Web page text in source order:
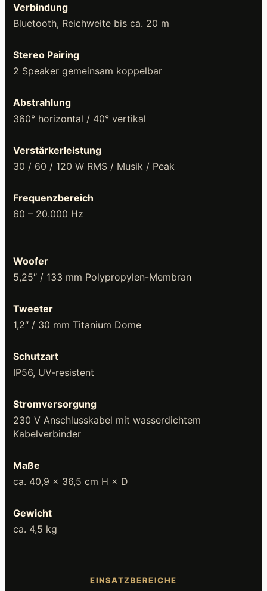
Verbindung
Bluetooth, Reichweite bis ca. 20 m
Stereo Pairing
2 Speaker gemeinsam koppelbar
Abstrahlung
360° horizontal / 40° vertikal
Verstärkerleistung
30 / 60 / 120 W RMS / Musik / Peak
Frequenzbereich
60 – 20.000 Hz
Woofer
5,25″ / 133 mm Polypropylen-Membran
Tweeter
1,2″ / 30 mm Titanium Dome
Schutzart
IP56, UV-resistent
Stromversorgung
230 V Anschlusskabel mit wasserdichtem
Kabelverbinder
Maße
ca. 40,9 × 36,5 cm H × D
Gewicht
ca. 4,5 kg
EINSATZBEREICHE